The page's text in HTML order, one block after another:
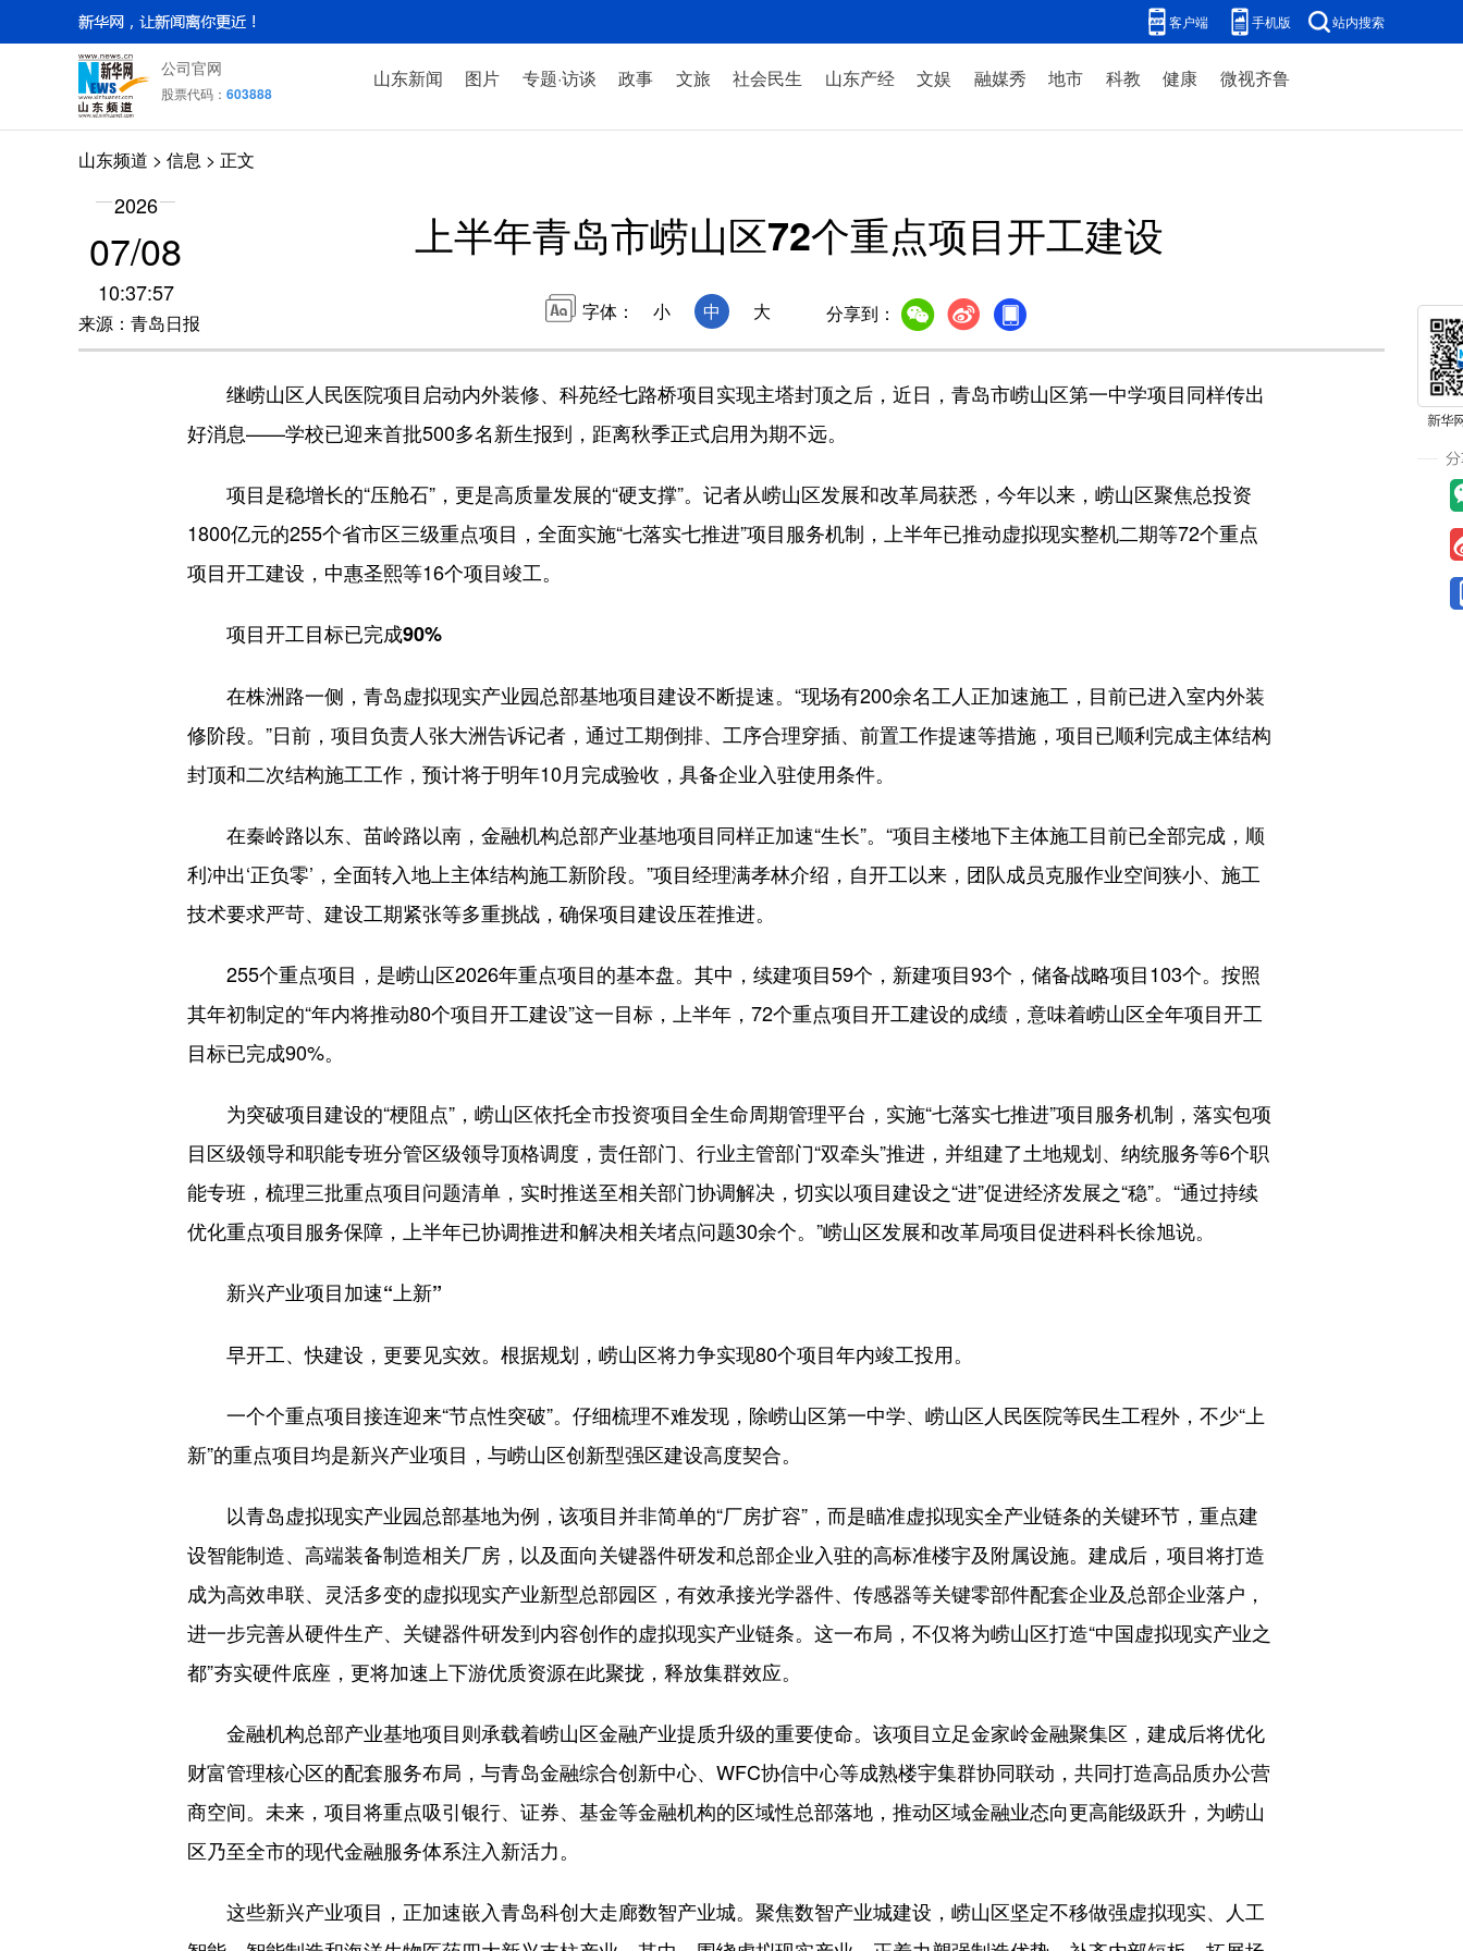
客户端 手机版 站内搜索
公司官网
股票代码： 603888
山东新闻 图片 专题·访谈 政事 文旅 社会民生 山东产经 文娱 融媒秀 地市 科教 健康 微视齐鲁
山东频道 > 信息 > 正文
2026
07/08
10:37:57
来源：青岛日报
上半年青岛市崂山区72个重点项目开工建设
字体： 小 中 大 分享到：
继崂山区人民医院项目启动内外装修、科苑经七路桥项目实现主塔封顶之后，近日，青岛市崂山区第一中学项目同样传出
好消息——学校已迎来首批500多名新生报到，距离秋季正式启用为期不远。
项目是稳增长的“压舱石”，更是高质量发展的“硬支撑”。记者从崂山区发展和改革局获悉，今年以来，崂山区聚焦总投资
1800亿元的255个省市区三级重点项目，全面实施“七落实七推进”项目服务机制，上半年已推动虚拟现实整机二期等72个重点
项目开工建设，中惠圣熙等16个项目竣工。
项目开工目标已完成90%
在株洲路一侧，青岛虚拟现实产业园总部基地项目建设不断提速。“现场有200余名工人正加速施工，目前已进入室内外装
修阶段。”日前，项目负责人张大洲告诉记者，通过工期倒排、工序合理穿插、前置工作提速等措施，项目已顺利完成主体结构
封顶和二次结构施工工作，预计将于明年10月完成验收，具备企业入驻使用条件。
在秦岭路以东、苗岭路以南，金融机构总部产业基地项目同样正加速“生长”。“项目主楼地下主体施工目前已全部完成，顺
利冲出‘正负零’，全面转入地上主体结构施工新阶段。”项目经理满孝林介绍，自开工以来，团队成员克服作业空间狭小、施工
技术要求严苛、建设工期紧张等多重挑战，确保项目建设压茬推进。
255个重点项目，是崂山区2026年重点项目的基本盘。其中，续建项目59个，新建项目93个，储备战略项目103个。按照
其年初制定的“年内将推动80个项目开工建设”这一目标，上半年，72个重点项目开工建设的成绩，意味着崂山区全年项目开工
目标已完成90%。
为突破项目建设的“梗阻点”，崂山区依托全市投资项目全生命周期管理平台，实施“七落实七推进”项目服务机制，落实包项
目区级领导和职能专班分管区级领导顶格调度，责任部门、行业主管部门“双牵头”推进，并组建了土地规划、纳统服务等6个职
能专班，梳理三批重点项目问题清单，实时推送至相关部门协调解决，切实以项目建设之“进”促进经济发展之“稳”。“通过持续
优化重点项目服务保障，上半年已协调推进和解决相关堵点问题30余个。”崂山区发展和改革局项目促进科科长徐旭说。
新兴产业项目加速“上新”
早开工、快建设，更要见实效。根据规划，崂山区将力争实现80个项目年内竣工投用。
一个个重点项目接连迎来“节点性突破”。仔细梳理不难发现，除崂山区第一中学、崂山区人民医院等民生工程外，不少“上
新”的重点项目均是新兴产业项目，与崂山区创新型强区建设高度契合。
以青岛虚拟现实产业园总部基地为例，该项目并非简单的“厂房扩容”，而是瞄准虚拟现实全产业链条的关键环节，重点建
设智能制造、高端装备制造相关厂房，以及面向关键器件研发和总部企业入驻的高标准楼宇及附属设施。建成后，项目将打造
成为高效串联、灵活多变的虚拟现实产业新型总部园区，有效承接光学器件、传感器等关键零部件配套企业及总部企业落户，
进一步完善从硬件生产、关键器件研发到内容创作的虚拟现实产业链条。这一布局，不仅将为崂山区打造“中国虚拟现实产业之
都”夯实硬件底座，更将加速上下游优质资源在此聚拢，释放集群效应。
金融机构总部产业基地项目则承载着崂山区金融产业提质升级的重要使命。该项目立足金家岭金融聚集区，建成后将优化
财富管理核心区的配套服务布局，与青岛金融综合创新中心、WFC协信中心等成熟楼宇集群协同联动，共同打造高品质办公营
商空间。未来，项目将重点吸引银行、证券、基金等金融机构的区域性总部落地，推动区域金融业态向更高能级跃升，为崂山
区乃至全市的现代金融服务体系注入新活力。
这些新兴产业项目，正加速嵌入青岛科创大走廊数智产业城。聚焦数智产业城建设，崂山区坚定不移做强虚拟现实、人工